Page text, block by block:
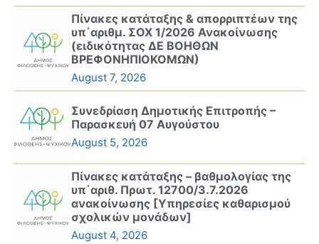
Πίνακες κατάταξης & απορριπτέων της
υπ΄αριθμ. ΣΟΧ 1/2026 Ανακοίνωσης
(ειδικότητας ΔΕ ΒΟΗΘΩΝ
ΒΡΕΦΟΝΗΠΙΟΚΟΜΩΝ)
August 7, 2026
Συνεδρίαση Δημοτικής Επιτροπής –
Παρασκευή 07 Αυγούστου
August 5, 2026
Πίνακες κατάταξης – βαθμολογίας της
υπ΄αριθ. Πρωτ. 12700/3.7.2026
ανακοίνωσης [Υπηρεσίες καθαρισμού
σχολικών μονάδων]
August 4, 2026